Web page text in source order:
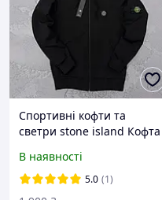
Спортивні кофти та
светри stone island Кофта
Stone island кофта стон
айленд Stone island кофта
із замком
В наявності
5.0 (1)